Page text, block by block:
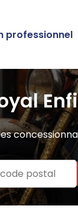
professionnel